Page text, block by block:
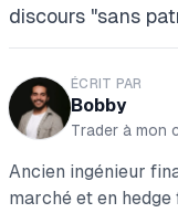
discours "sans
ÉCRIT PAR
Bobby
Trader à mon
Ancien ingénieur
marché et en